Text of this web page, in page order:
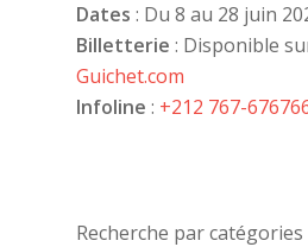
Dates : Du 8 au 28 juin
Billetterie : Disponible
Guichet.com
Infoline : +212 767-
Recherche par catégories